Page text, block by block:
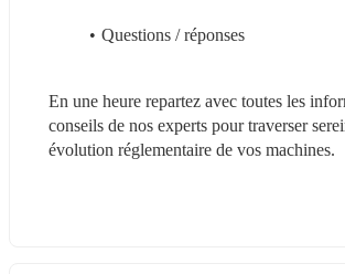
Questions / réponses
En une heure repartez avec toutes les
conseils de nos experts pour traverser
évolution réglementaire de vos machines.